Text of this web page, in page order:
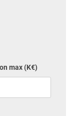
max (K€)